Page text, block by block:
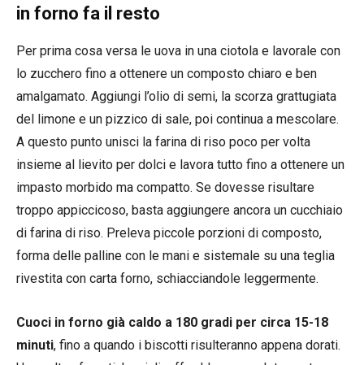
in forno fa il resto
Per prima cosa versa le uova in una ciotola e lavorale con
lo zucchero fino a ottenere un composto chiaro e ben
amalgamato. Aggiungi l’olio di semi, la scorza grattugiata
del limone e un pizzico di sale, poi continua a mescolare.
A questo punto unisci la farina di riso poco per volta
insieme al lievito per dolci e lavora tutto fino a ottenere un
impasto morbido ma compatto. Se dovesse risultare
troppo appiccicoso, basta aggiungere ancora un cucchiaio
di farina di riso. Preleva piccole porzioni di composto,
forma delle palline con le mani e sistemale su una teglia
rivestita con carta forno, schiacciandole leggermente.
Cuoci in forno già caldo a 180 gradi per circa 15-18
minuti, fino a quando i biscotti risulteranno appena dorati.